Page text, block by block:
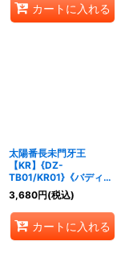
カートに入れる
太陽番長未門牙王
【KR】{DZ-
TB01/KR01}《バディフ
ァイト》
3,680円(税込)
カートに入れる